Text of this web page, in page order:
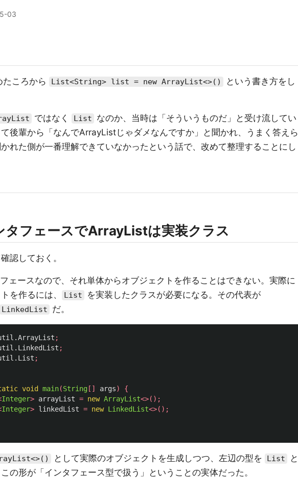
03
ころから List<String> list = new ArrayList<>()
という書き方をし
ではなく List
なのか、当時は「そういうものだ」と受け流してい
後輩から「なんでArrayListじゃダメなんですか」と聞かれ、うまく答えら
れた側が一番理解できていなかったという話で、改めて整理することにし
タフェースでArrayListは実装クラス
認しておく。
ェースなので、それ単体からオブジェクトを作ることはできない。実際に
を作るには、
List を実装したクラスが必要になる。その代表が
LinkedList だ。
;
;
;
void main(String [] args)
{
Integer> arrayList = new ArrayList<>();
Integer> linkedList = new LinkedList<>();
として実際のオブジェクトを生成しつつ、左辺の型を List
と
の形が「インタフェース型で扱う」ということの実体だった。